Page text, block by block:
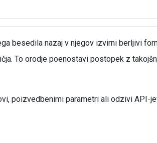
besedila nazaj v njegov izvirni berljivi
To orodje poenostavi postopek z
poizvedbenimi parametri ali odzivi API-